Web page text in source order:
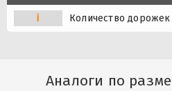
i Количество дорожек
Аналоги по